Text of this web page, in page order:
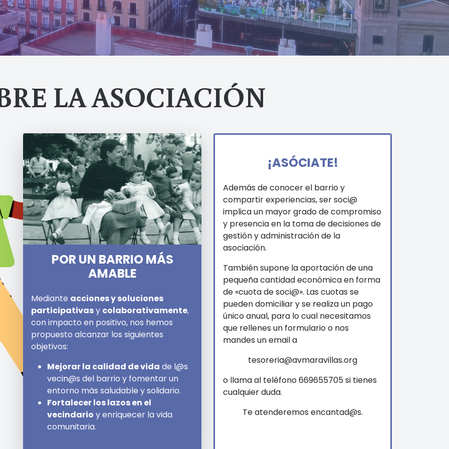
LA ASOCIACIÓN
POR UN BARRIO MÁS
AMABLE
Mediante acciones y soluciones
participativasy colaborativamente,
con impacto en positivo, nos hemos
propuesto alcanzar los siguientes
objetivos:
Mejorar la calidad de vida de l@s
vecin@s del barrio y fomentar un
entorno más saludable y solidario.
Fortalecer los lazos en el
vecindario y enriquecer la vida
comunitaria.
¡ASÓCIATE!
Además de conocer el barrio y
compartir experiencias, ser soci@
implica un mayor grado de compromiso
y presencia en la toma de decisiones de
gestión y administración de la
asociación.
También supone la aportación de una
pequeña cantidad económica en forma
de «cuota de soci@». Las cuotas se
pueden domiciliar y se realiza un pago
único anual, para lo cual necesitamos
que rellenes un formulario o nos
mandes un email a
tesoreria@avmaravillas.org
o llama al teléfono 669655705 si tienes
cualquier duda.
Te atenderemos encantad@s.